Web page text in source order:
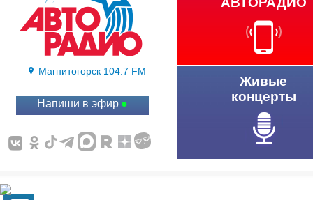
Магнитогорск 104.7 FM
Напиши в эфир
Живые
концерты